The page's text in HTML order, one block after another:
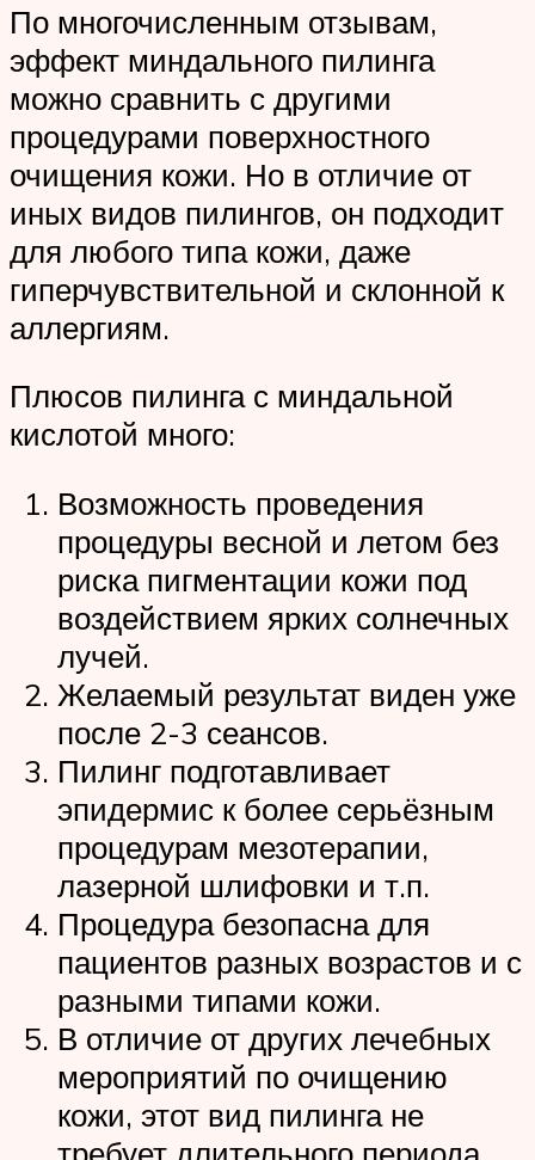
По многочисленным отзывам,
эффект миндального пилинга
можно сравнить с другими
процедурами поверхностного
очищения кожи. Но в отличие от
иных видов пилингов, он подходит
для любого типа кожи, даже
гиперчувствительной и склонной к
аллергиям.
Плюсов пилинга с миндальной
кислотой много:
Возможность проведения
процедуры весной и летом без
риска пигментации кожи под
воздействием ярких солнечных
лучей.
Желаемый результат виден уже
после 2-3 сеансов.
Пилинг подготавливает
эпидермис к более серьёзным
процедурам мезотерапии,
лазерной шлифовки и т.п.
Процедура безопасна для
пациентов разных возрастов и с
разными типами кожи.
В отличие от других лечебных
мероприятий по очищению
кожи, этот вид пилинга не